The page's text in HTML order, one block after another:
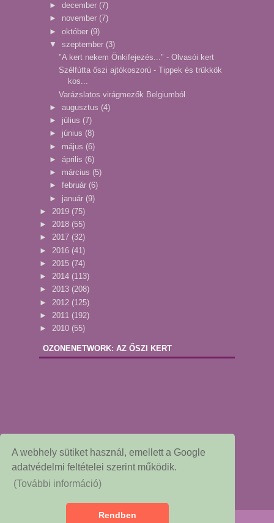
A webhely sütiket használ, emellett a Google
adatvédelmi feltételei szerint működik.
(További információ)
Rendben
► december (7)
► november (7)
► október (9)
▼ szeptember (3)
"A kert nekem Önkifejezés..." - Olvasói kert
Szélfútta őszi ajtókoszorú - Tippek és trükkök
kos...
Varázslatos virágmezők Belgiumból
► augusztus (4)
► július (7)
► június (8)
► május (6)
► április (6)
► március (5)
► február (6)
► január (9)
► 2019 (75)
► 2018 (55)
► 2017 (32)
► 2016 (41)
► 2015 (74)
► 2014 (113)
► 2013 (208)
► 2012 (125)
► 2011 (192)
► 2010 (55)
OZONENETWORK: AZ ŐSZI KERT